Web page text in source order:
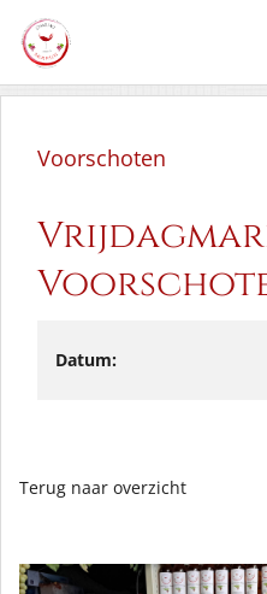
Voorschoten
Datum:
Terug naar overzicht